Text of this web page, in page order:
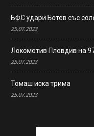
БФС удари Ботев със
25.07.2023
Локомотив Пловдив на
25.07.2023
Томаш иска трима
25.07.2023